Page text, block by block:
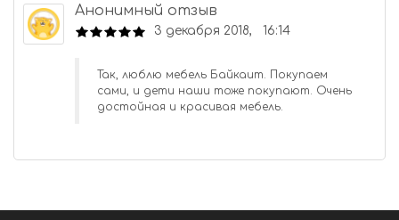
Анонимный отзыв
3 декабря 2018, 16:14
Так, люблю мебель Байкаит. Покупаем
сами, и дети наши тоже покупают. Очень
достойная и красивая мебель.